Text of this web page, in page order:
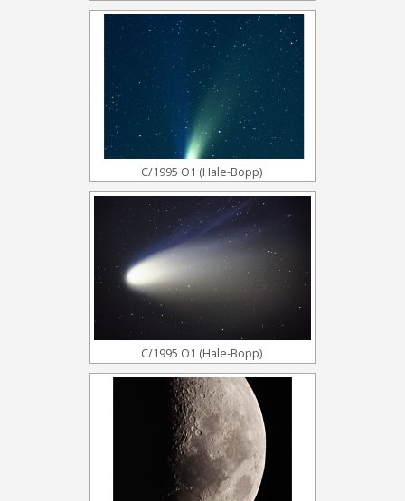
C/1995 O1 (Hale-Bopp)
C/1995 O1 (Hale-Bopp)